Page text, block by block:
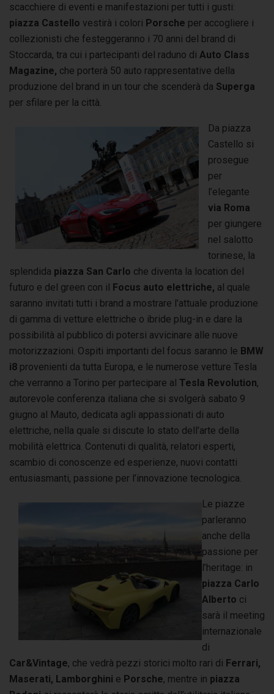
scacchiere di eventi e manifestazioni per tutti i gusti:
piazza Castello vestirà i colori Porsche per accogliere i
collezionisti che festeggeranno i 70 anni del brand di
Stoccarda, tra cui i partecipanti del raduno di Auto Class
Magazine, che porterà 50 auto rappresentative della
produzione del brand in un tour che scenderà da Superga
per sfilare per la città.
Da piazza
Castello si
prosegue
per
l’elegante
via Roma
per giungere
nel salotto
torinese, la
splendida piazza San Carlo che diventa la location del
futuro e del green con il Focus auto elettriche, al quale
saranno invitati tutti i brand a mostrare l’attuale produzione
di gamma di vetture elettriche o ibride plug-in e dare la
possibilità al pubblico di potersi avvicinare alle nuove
motorizzazioni. Ospiti importanti del focus saranno le BMW
i8 provenienti da tutta Europa, e le numerose vetture Tesla
che verranno a Torino per partecipare al Tesla Revolution,
autorevole conferenza italiana che si svolgerà sabato 9
giugno al Mauto, dedicata agli appassionati di auto
elettriche, nella quale si discute lo stato dell’arte della
mobilità elettrica. Contenuti di qualità, relatori esperti,
scambio di conoscenze ed esperienze, nuovi contatti
entusiasmanti, passione per l’innovazione tecnologica.
Le piazze
parleranno
anche della
passione per
l’heritage: in
piazza Carlo
Alberto ci
sarà il meeting
internazionale
di
Car&Vintage, che vedrà pezzi storici molto rari di Ferrari,
Maserati, Lamborghini e Porsche, mentre in piazza